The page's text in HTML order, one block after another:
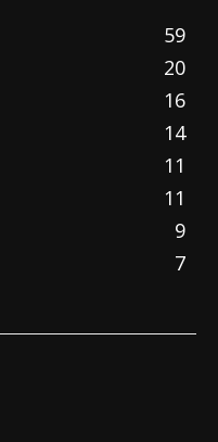
59
20
16
14
11
11
9
7